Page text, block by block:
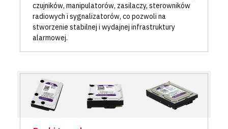
czujników, manipulatorów, zasilaczy, sterowników
radiowych i sygnalizatorów, co pozwoli na
stworzenie stabilnej i wydajnej infrastruktury
alarmowej.